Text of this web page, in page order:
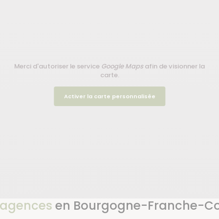
Merci d'autoriser le service Google Mapsafin de visionner la
carte.
Activer la carte personnalisée
en Bourgogne-Franche-